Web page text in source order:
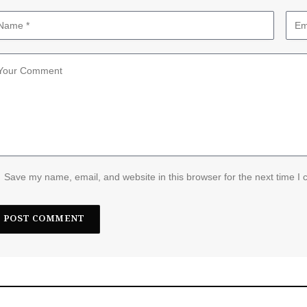
Save my name, email, and website in this browser for the next time I